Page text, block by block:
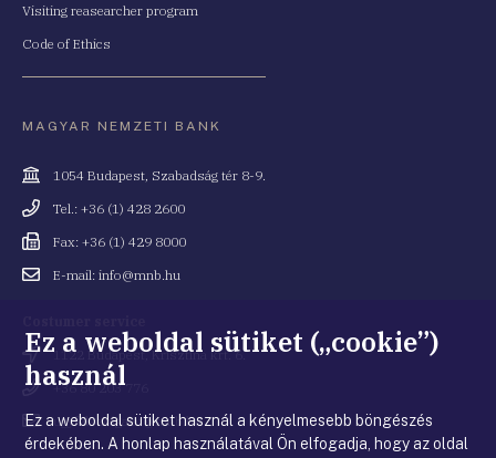
Visiting reasearcher program
Code of Ethics
MAGYAR NEMZETI BANK
Cím
1054 Budapest, Szabadság tér 8-9.
Telefonszám
Tel.: +36 (1) 428 2600
Fax
Fax: +36 (1) 429 8000
EmailE-mail: info@mnb.hu
Cím 1122 Budapest, Krisztina krt. 6.
Telefonszám
+36 80 203 776
Email
cím
ugyfelszolgalat@mnb.hu
Ez a weboldal sütiket („cookie”)
használ
Ez a weboldal sütiket használ a kényelmesebb böngészés
érdekében. A honlap használatával Ön elfogadja, hogy az oldal